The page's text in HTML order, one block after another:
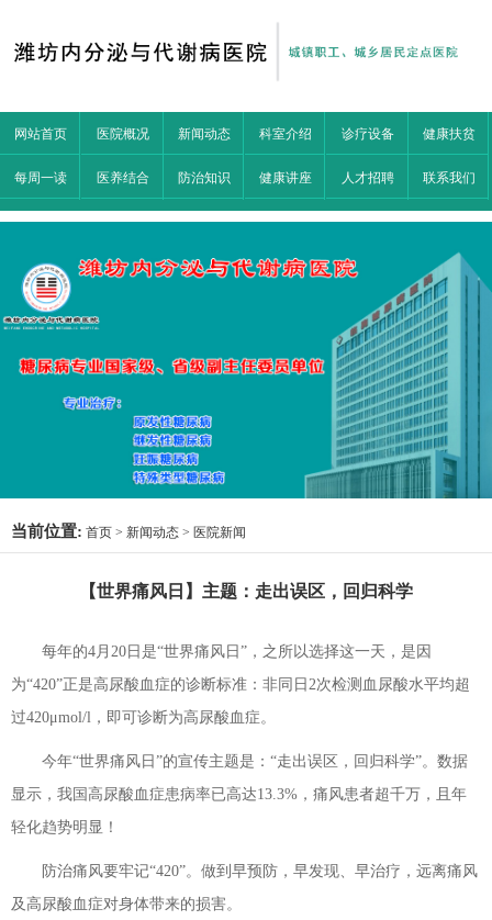
网站首页 医院概况 新闻动态 科室介绍 诊疗设备 健康扶贫
每周一读 医养结合 防治知识 健康讲座 人才招聘 联系我们
当前位置: 首页 > 新闻动态 > 医院新闻
【世界痛风日】主题：走出误区，回归科学
每年的4月20日是“世界痛风日”，之所以选择这一天，是因
为“420”正是高尿酸血症的诊断标准：非同日2次检测血尿酸水平均超
过420μmol/l，即可诊断为高尿酸血症。
今年“世界痛风日”的宣传主题是：“走出误区，回归科学”。数据
显示，我国高尿酸血症患病率已高达13.3%，痛风患者超千万，且年
轻化趋势明显！
防治痛风要牢记“420”。做到早预防，早发现、早治疗，远离痛风
及高尿酸血症对身体带来的损害。